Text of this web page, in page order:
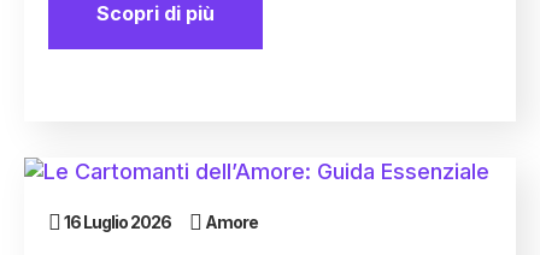
Scopri di più
16 Luglio 2026 Amore